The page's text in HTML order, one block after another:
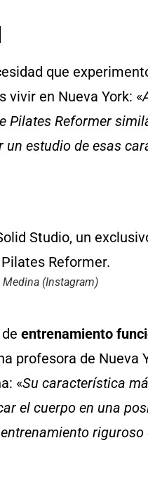
que
vivir en Nueva York: «
Pilates Reformer
estudio de esas
Medina (Instagram)
entrenamiento
profesora de Nueva
«Su característica
el cuerpo en una